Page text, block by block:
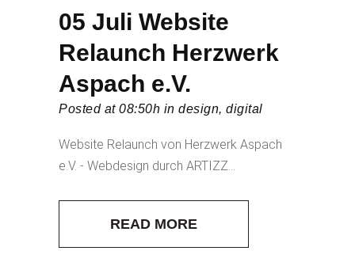
05 Juli Website
Relaunch Herzwerk
Aspach e.V.
Posted at 08:50h in design, digital
Website Relaunch von Herzwerk Aspach
e.V. - Webdesign durch ARTIZZ...
READ MORE